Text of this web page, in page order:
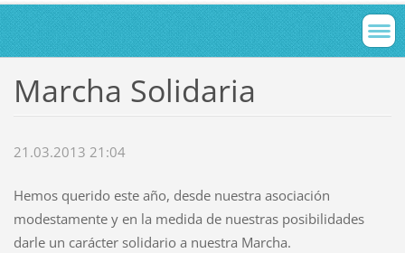
Marcha Solidaria
21.03.2013 21:04
Hemos querido este año, desde nuestra asociación
modestamente y en la medida de nuestras posibilidades
darle un carácter solidario a nuestra Marcha.